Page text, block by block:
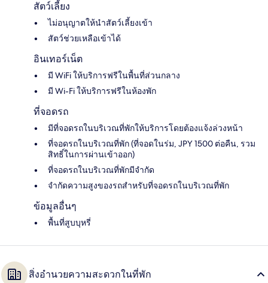
สัตว์เลี้ยง
ไม่อนุญาตให้นำสัตว์เลี้ยงเข้า
สัตว์ช่วยเหลือเข้าได้
อินเทอร์เน็ต
มี WiFi ให้บริการฟรีในพื้นที่ส่วนกลาง
มี Wi-Fi ให้บริการฟรีในห้องพัก
ที่จอดรถ
มีที่จอดรถในบริเวณที่พักให้บริการโดยต้องแจ้งล่วงหน้า
ที่จอดรถในบริเวณที่พัก (ที่จอดในร่ม, JPY 1500 ต่อคืน, รวม
สิทธิ์ในการผ่านเข้าออก)
ที่จอดรถในบริเวณที่พักมีจำกัด
จำกัดความสูงของรถสำหรับที่จอดรถในบริเวณที่พัก
ข้อมูลอื่นๆ
พื้นที่สูบบุหรี่
สิ่งอำนวยความสะดวกในที่พัก